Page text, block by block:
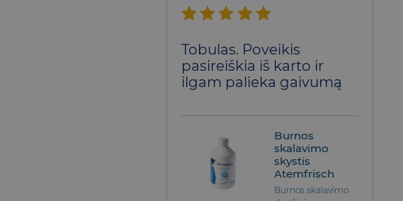
5iš 5
Tobulas. Poveikis
pasireiškia iš karto ir
ilgam palieka gaivumą
Burnos
skalavimo
skystis
Atemfrisch
Burnos skalavimo